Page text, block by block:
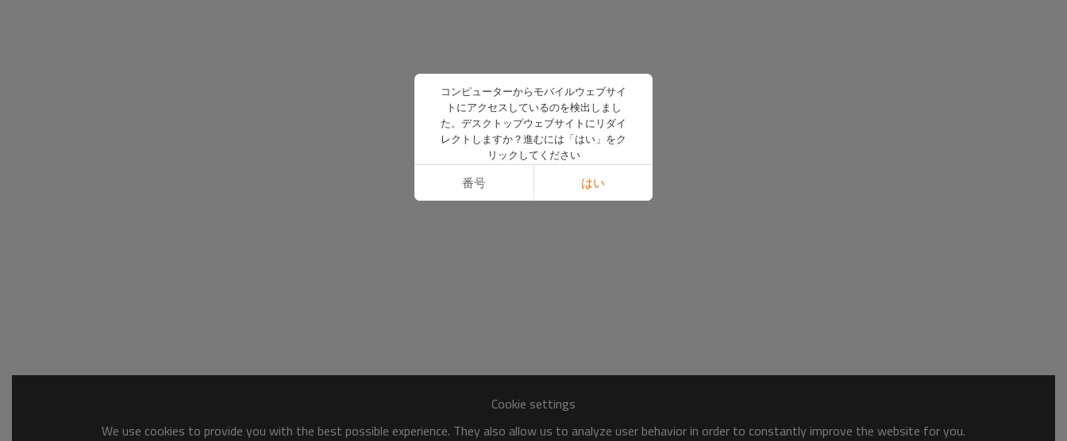
Cookie settings
We use cookies to provide you with the best possible experience. They also allow us to analyze user behavior in order to constantly improve the website for you.
コンピューターからモバイルウェブサイ
トにアクセスしているのを検出しまし
た。デスクトップウェブサイトにリダイ
レクトしますか？進むには「はい」をク
リックしてください
番号 はい